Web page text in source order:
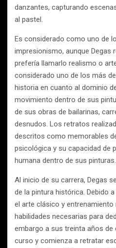
danzantes, capturando
al pastel.
Es considerado como uno de
impresionismo, aunque Degas
prefería llamarlo realismo o
considerado uno de los más
historia en cuanto al dominio
movimiento dentro de sus
de sus obras de bailarinas,
desnudos. Los retratos
descritos como memorables
psicológica y su capacidad de
humana dentro de sus pinturas.
Al inicio de su carrera, Degas
de la pintura histórica. Debido
el arte clásico y entrenamiento
habilidades necesarias para
embargo a sus treinta años de
curso y comienza a retratar